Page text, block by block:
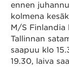
Suomeksi
ennen
kolmena
M/S Finlandia
Tallinnan
saapuu klo
19.30, laiva